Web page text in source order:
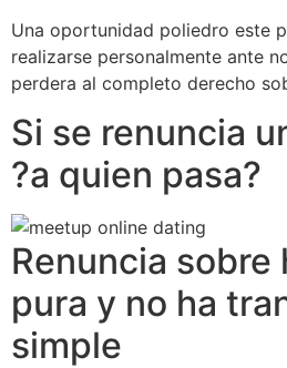
Una oportunidad poliedro este
realizarse personalmente ante
perdera al completo derecho
Si se renuncia
?a quien pasa?
Renuncia sobre
pura y no ha
simple